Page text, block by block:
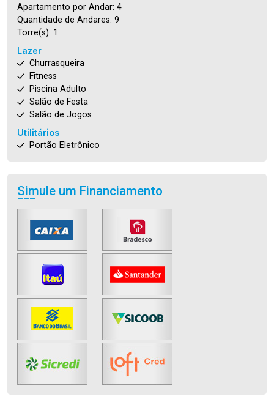
Apartamento por Andar: 4
Quantidade de Andares: 9
Torre(s): 1
Lazer
Churrasqueira
Fitness
Piscina Adulto
Salão de Festa
Salão de Jogos
Utilitários
Portão Eletrônico
Simule um Financiamento